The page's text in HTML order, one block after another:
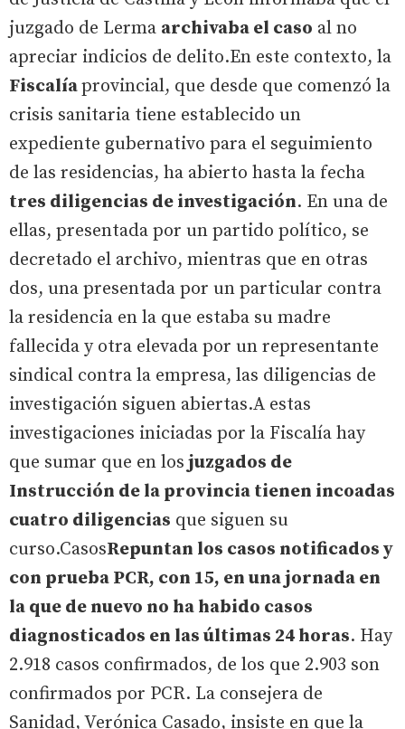
juzgado de Lerma archivaba el caso al no
apreciar indicios de delito.En este contexto, la
Fiscalíaprovincial, que desde que comenzó la
crisis sanitaria tiene establecido un
expediente gubernativo para el seguimiento
de las residencias, ha abierto hasta la fecha
tres diligencias de investigación. En una de
ellas, presentada por un partido político, se
decretado el archivo, mientras que en otras
dos, una presentada por un particular contra
la residencia en la que estaba su madre
fallecida y otra elevada por un representante
sindical contra la empresa, las diligencias de
investigación siguen abiertas.A estas
investigaciones iniciadas por la Fiscalía hay
que sumar que en los juzgados de
Instrucción de la provincia tienen incoadas
cuatro diligencias que siguen su
curso.CasosRepuntan los casos notificados y
con prueba PCR, con 15, en una jornada en
la que de nuevo no ha habido casos
diagnosticados en las últimas 24 horas. Hay
2.918 casos confirmados, de los que 2.903 son
confirmados por PCR. La consejera de
Sanidad, Verónica Casado, insiste en que la